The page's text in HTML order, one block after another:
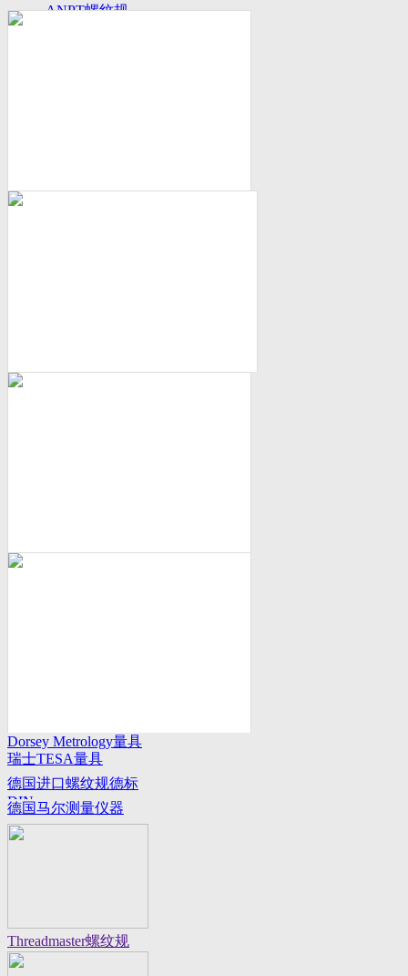
ANPT螺纹规
Dorsey Metrology量具
系列
瑞士TESA量具
德国进口螺纹规德标
DIN
德国马尔测量仪器
Threadmaster螺纹规